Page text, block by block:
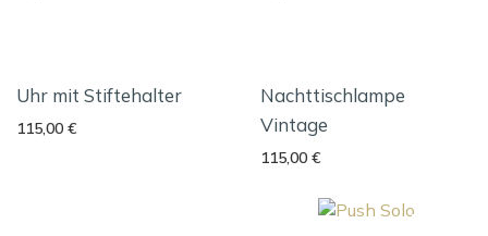
Uhr mit Stiftehalter
115,00 €
Nachttischlampe
Vintage
115,00 €